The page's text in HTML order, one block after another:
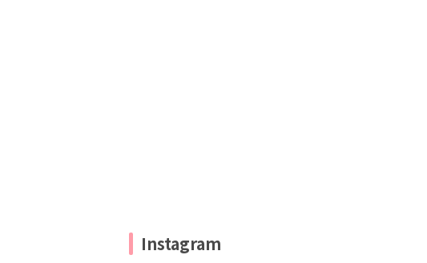
Instagram